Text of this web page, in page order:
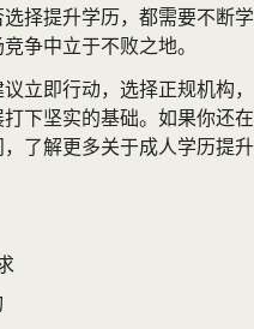
择提升学历，都需要不断学
争中立于不败之地。
立即行动，选择正规机构，
下坚实的基础。如果你还在
了解更多关于成人学历提升